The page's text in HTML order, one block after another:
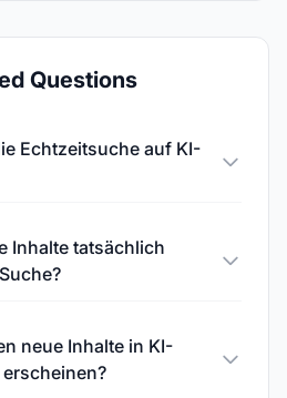
Questions
Echtzeitsuche auf KI-
Inhalte tatsächlich
neue Inhalte in KI-